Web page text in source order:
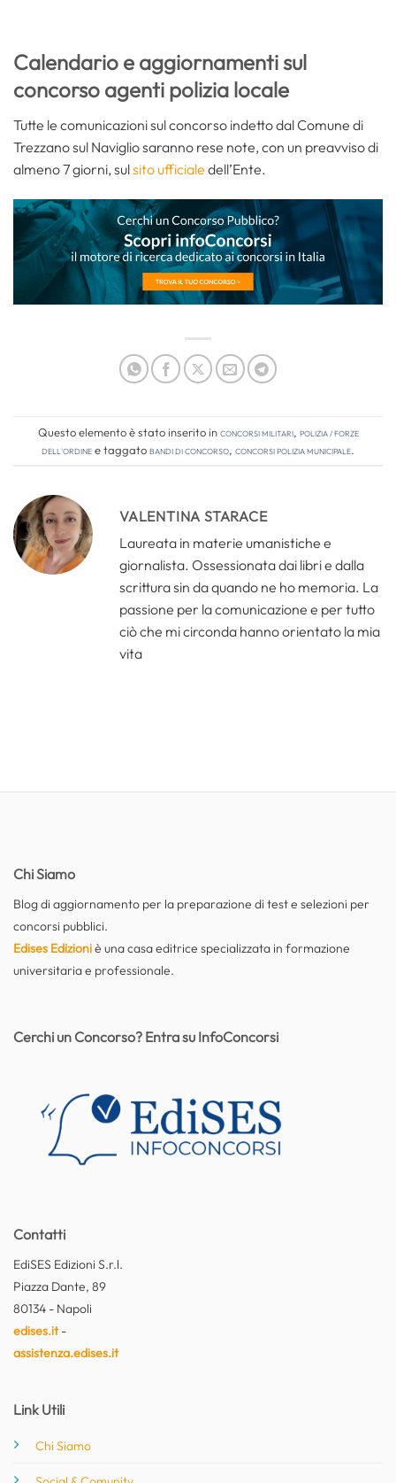
Calendario e aggiornamenti sul
concorso agenti polizia locale
Tutte le comunicazioni sul concorso indetto dal Comune di
Trezzano sul Naviglio saranno rese note, con un preavviso di
almeno 7 giorni, sulsito ufficiale dell’Ente.
Questo elemento è stato inserito inConcorsi Militari, Polizia / Forze
dell'Ordinee taggatobandi di concorso, concorsi polizia municipale.
VALENTINA STARACE
Laureata in materie umanistiche e
giornalista. Ossessionata dai libri e dalla
scrittura sin da quando ne ho memoria. La
passione per la comunicazione e per tutto
ciò che mi circonda hanno orientato la mia
vita
Chi Siamo
Blog di aggiornamento per la preparazione di test e selezioni per
concorsi pubblici.
Edises Edizioniè una casa editrice specializzata in formazione
universitaria e professionale.
Contatti
EdiSES Edizioni S.r.l.
Piazza Dante, 89
80134 - Napoli
edises.it-
assistenza.edises.it
Link Utili
Chi Siamo
Cerchi un Concorso? Entra su InfoConcorsi